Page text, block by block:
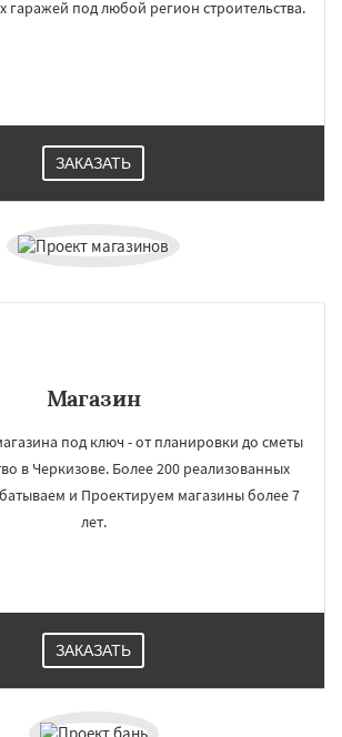
гаражей под любой регион строительства.
ЗАКАЗАТЬ
Магазин
под ключ - от планировки до сметы
в Черкизове. Более 200 реализованных
и Проектируем магазины более 7
лет.
ЗАКАЗАТЬ